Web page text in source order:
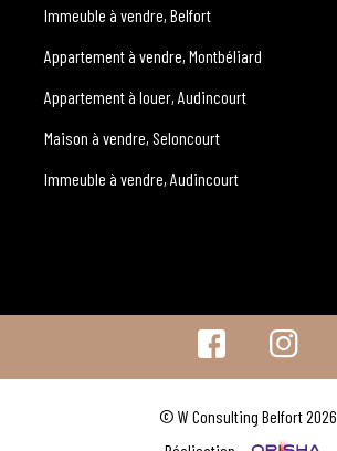
Immeuble à vendre, Belfort
Appartement à vendre, Montbéliard
Appartement à louer, Audincourt
Maison à vendre, Seloncourt
Immeuble à vendre, Audincourt
© W Consulting Belfort 2026